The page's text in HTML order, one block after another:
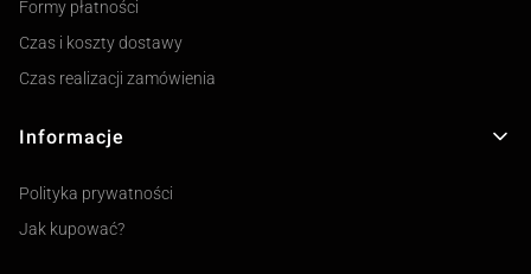
Formy płatności
Czas i koszty dostawy
Czas realizacji zamówienia
Informacje
Polityka prywatności
Jak kupować?